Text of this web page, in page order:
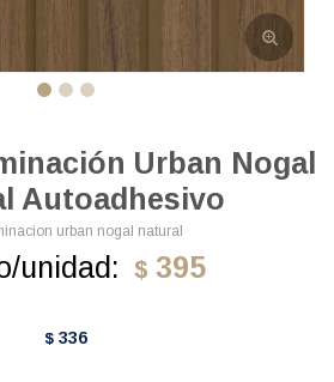
Urban Nogal
Autoadhesivo
urban nogal natural
unidad: $ 395
$ 336